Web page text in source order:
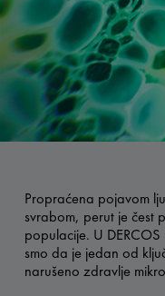
Propraćena pojavom
svrabom, perut je čest
populacije. U
smo da je jedan od
narušeno zdravlje